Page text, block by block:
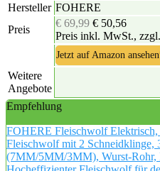
Hersteller FOHERE
Preis
€ 69,99 € 50,56
Preis inkl. MwSt.,
Jetzt auf Amazon
Weitere
Angebote
Empfehlung
FOHERE Fleischwolf
Fleischwolf mit 2 Schneidklinge,
(7MM/5MM/3MM), Wurst-Rohr,